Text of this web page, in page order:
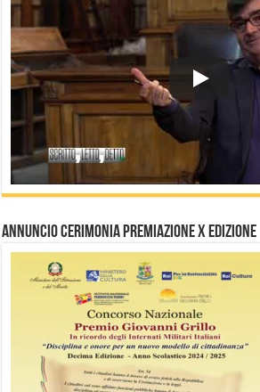
Annuncio Cerimonia Premiazione X Edizione